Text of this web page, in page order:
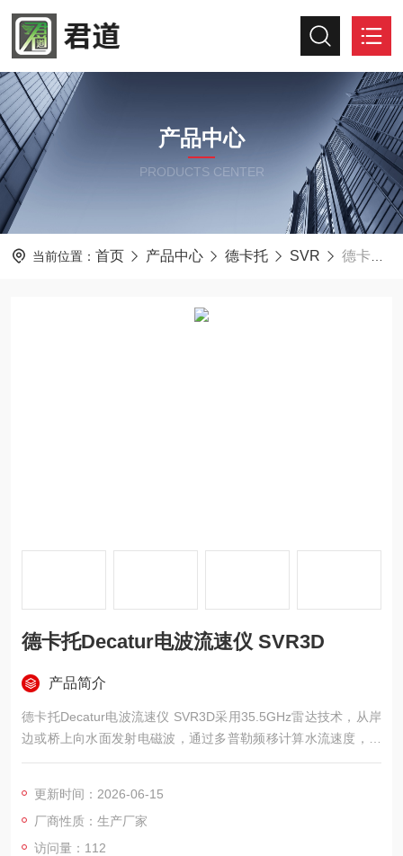
产品中心
PRODUCTS CENTER
当前位置： 首页 产品中心 德卡托 SVR 德卡托Decatur电波流速仪 SVR3D
德卡托Decatur电波流速仪 SVR3D
产品简介
德卡托Decatur电波流速仪 SVR3D采用35.5GHz雷达技术，从岸
边或桥上向水面发射电磁波，通过多普勒频移计算水流速度，测
量范围0.1至33米/秒。设备无需接触水体，操作人员站立于安全
图，内置倾斜传感器自动角度补偿，数据可存储32K条并通过US
B导出。
更新时间：2026-06-15
厂商性质：生产厂家
访问量：112